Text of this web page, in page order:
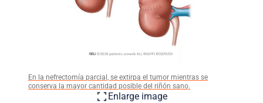
En la nefrectomía parcial, se extirpa el tumor mientras se
conserva la mayor cantidad posible del riñón sano.
Enlarge image